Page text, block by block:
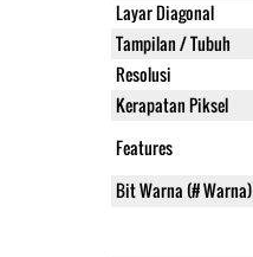
Layar Diagonal
Tampilan / Tubuh
Resolusi
Kerapatan Piksel
Features
Bit Warna (# Warna)